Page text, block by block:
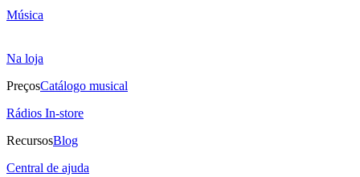
Música
Na loja
PreçosCatálogo musical
Rádios In-store
RecursosBlog
Central de ajuda